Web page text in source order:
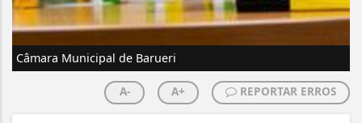
Câmara Municipal de Barueri
A- A+ REPORTAR ERROS